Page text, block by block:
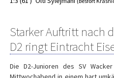
Starker Auftritt nach
D2 ringt Eintracht
Die D2-Junioren des SV